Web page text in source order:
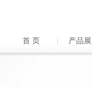
首 页 产品